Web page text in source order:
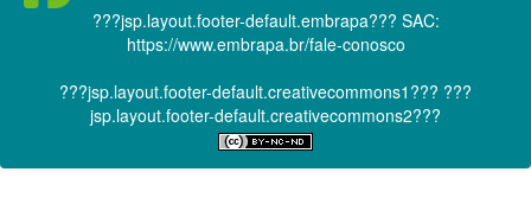
???jsp.layout.footer-default.embrapa??? SAC:
https://www.embrapa.br/fale-conosco
???jsp.layout.footer-default.creativecommons1??? ???
jsp.layout.footer-default.creativecommons2???